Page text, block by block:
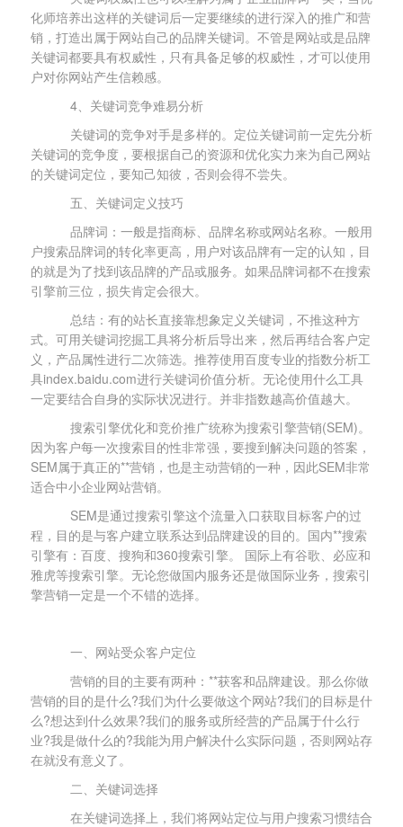
化师培养出这样的关键词后一定要继续的进行深入的推广和营
销，打造出属于网站自己的品牌关键词。不管是网站或是品牌
关键词都要具有权威性，只有具备足够的权威性，才可以使用
户对你网站产生信赖感。
4、关键词竞争难易分析
关键词的竞争对手是多样的。定位关键词前一定先分析
关键词的竞争度，要根据自己的资源和优化实力来为自己网站
的关键词定位，要知己知彼，否则会得不尝失。
五、关键词定义技巧
品牌词：一般是指商标、品牌名称或网站名称。一般用
户搜索品牌词的转化率更高，用户对该品牌有一定的认知，目
的就是为了找到该品牌的产品或服务。如果品牌词都不在搜索
引擎前三位，损失肯定会很大。
总结：有的站长直接靠想象定义关键词，不推这种方
式。可用关键词挖掘工具将分析后导出来，然后再结合客户定
义，产品属性进行二次筛选。推荐使用百度专业的指数分析工
具index.baidu.com进行关键词价值分析。无论使用什么工具
一定要结合自身的实际状况进行。并非指数越高价值越大。
搜索引擎优化和竞价推广统称为搜索引擎营销(SEM)。
因为客户每一次搜索目的性非常强，要搜到解决问题的答案，
SEM属于真正的**营销，也是主动营销的一种，因此SEM非常
适合中小企业网站营销。
SEM是通过搜索引擎这个流量入口获取目标客户的过
程，目的是与客户建立联系达到品牌建设的目的。国内**搜索
引擎有：百度、搜狗和360搜索引擎。 国际上有谷歌、必应和
雅虎等搜索引擎。无论您做国内服务还是做国际业务，搜索引
擎营销一定是一个不错的选择。
一、网站受众客户定位
营销的目的主要有两种：**获客和品牌建设。那么你做
营销的目的是什么?我们为什么要做这个网站?我们的目标是什
么?想达到什么效果?我们的服务或所经营的产品属于什么行
业?我是做什么的?我能为用户解决什么实际问题，否则网站存
在就没有意义了。
二、关键词选择
在关键词选择上，我们将网站定位与用户搜索习惯结合